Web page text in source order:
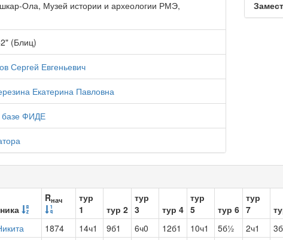
Ола, Музей истории и археологии РМЭ,
(Блиц)
Сергей Евгеньевич
Екатерина Павловна
базе ФИДЕ
Rнач
тур
1
тур 2
тур
3
тур 4
тур
5
тур 6
тур
7
1874 14ч1 9б1 6ч0 12б1 10ч1 5б½ 2ч1